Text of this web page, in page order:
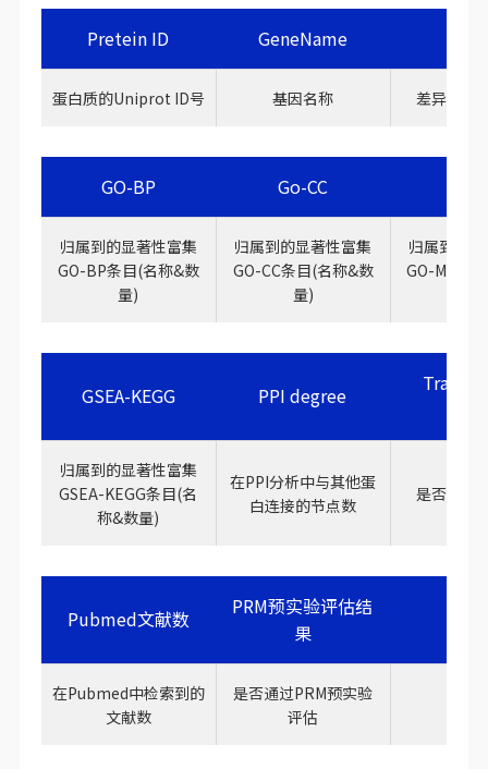
Pretein ID GeneName
蛋白质的Uniprot ID号 基因名称 差异表达
GO-BP Go-CC
归属到的显著性富集
GO-BP条目(名称&数
量)
归属到的显著性富集
GO-CC条目(名称&数
量)
归属到的
GO-MF条
GSEA-KEGG PPI degree
归属到的显著性富集
GSEA-KEGG条目(名
称&数量)
在PPI分析中与其他蛋
白连接的节点数
是否属于
Pubmed文献数
PRM预实验评估结
果
在Pubmed中检索到的
文献数
是否通过PRM预实验
评估